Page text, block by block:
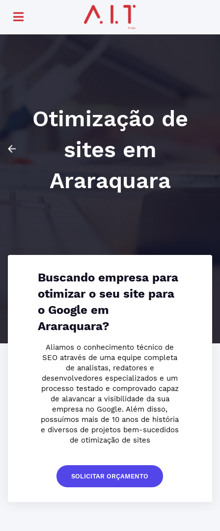
Otimização de
sites em
Araraquara
Buscando empresa para
otimizar o seu site para
o Google em
Araraquara?
Aliamos o conhecimento técnico de
SEO através de uma equipe completa
de analistas, redatores e
desenvolvedores especializados e um
processo testado e comprovado capaz
de alavancar a visibilidade da sua
empresa no Google. Além disso,
possuímos mais de 10 anos de história
e diversos de projetos bem-sucedidos
de otimização de sites
SOLICITAR ORÇAMENTO